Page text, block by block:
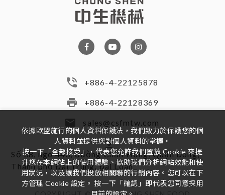
+886-4-22125878
+886-4-22128369
sales@csfmtw.com
Số 38, ngõ 443, đường Chấn Hưng, Quận Đông,
Thành phố Đài Trung, Đài Loan
依據歐盟施行的個人資料保護法，我們致力於保護您的個
人資料並提供您對個人資料的掌握。
按一下「全部接受」，代表您允許我們置放 Cookie 來提
升您在本網站上的使用體驗、協助我們分析網站效能和使
用狀況，以及讓我們投放相關聯的行銷內容。您可以在下
方管理 Cookie 設定。 按一下「確認」即代表您同意採用